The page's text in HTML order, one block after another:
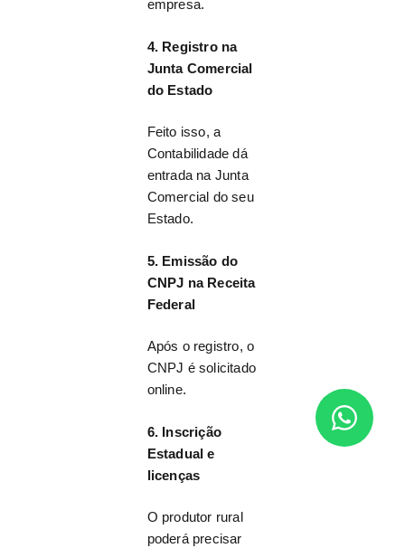
empresa.
4. Registro na
Junta Comercial
do Estado
Feito isso, a
Contabilidade dá
entrada na Junta
Comercial do seu
Estado.
5. Emissão do
CNPJ na Receita
Federal
Após o registro, o
CNPJ é solicitado
online.
6. Inscrição
Estadual e
licenças
O produtor rural
poderá precisar